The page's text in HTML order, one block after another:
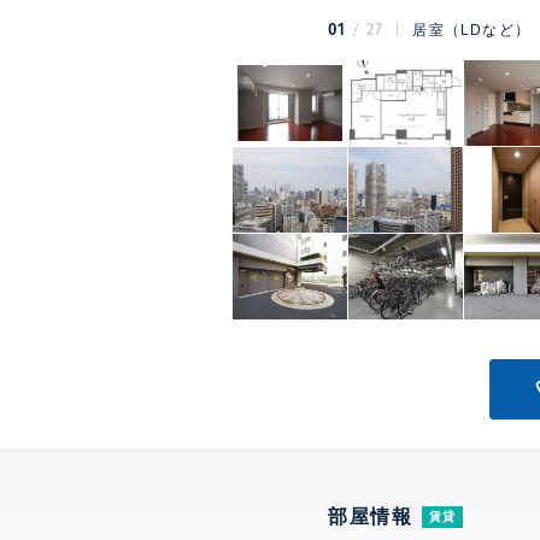
01 27 居室（LDなど）
部屋情報 賃貸